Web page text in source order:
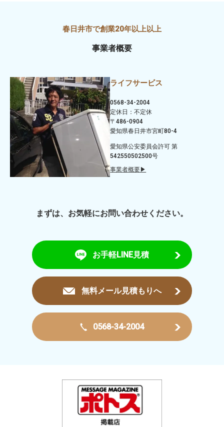
事業者概要
ライフサービス
0568-34-2004
定休日：不定休
〒486-0904
愛知県春日井市宮町80-4
愛知県公安委員会許可 第
542550502500号
事業者概要▶
まずは、お気軽にお問い合わせください。
お手軽LINE見積
無料メール見積もりへ
0568-34-2004